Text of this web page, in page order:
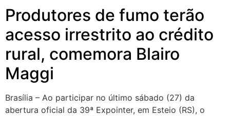
Produtores de fumo terão
acesso irrestrito ao crédito
rural, comemora Blairo
Maggi
Brasília – Ao participar no último sábado (27) da
abertura oficial da 39ª Expointer, em Esteio (RS), o